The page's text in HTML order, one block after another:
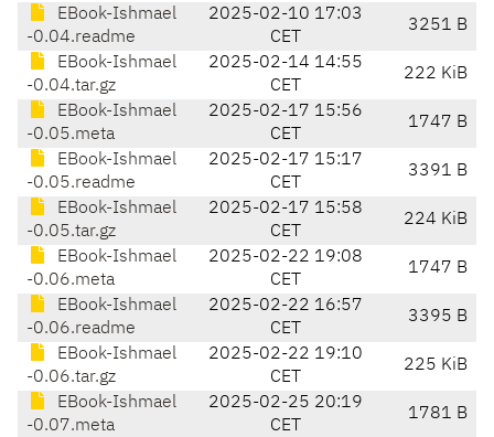
EBook-Ishmael
-0.04.readme
2025-02-10 17:03
CET
3251 B
EBook-Ishmael
-0.04.tar.gz
2025-02-14 14:55
CET
222 KiB
EBook-Ishmael
-0.05.meta
2025-02-17 15:56
CET
1747 B
EBook-Ishmael
-0.05.readme
2025-02-17 15:17
CET
3391 B
EBook-Ishmael
-0.05.tar.gz
2025-02-17 15:58
CET
224 KiB
EBook-Ishmael
-0.06.meta
2025-02-22 19:08
CET
1747 B
EBook-Ishmael
-0.06.readme
2025-02-22 16:57
CET
3395 B
EBook-Ishmael
-0.06.tar.gz
2025-02-22 19:10
CET
225 KiB
EBook-Ishmael
-0.07.meta
2025-02-25 20:19
CET
1781 B